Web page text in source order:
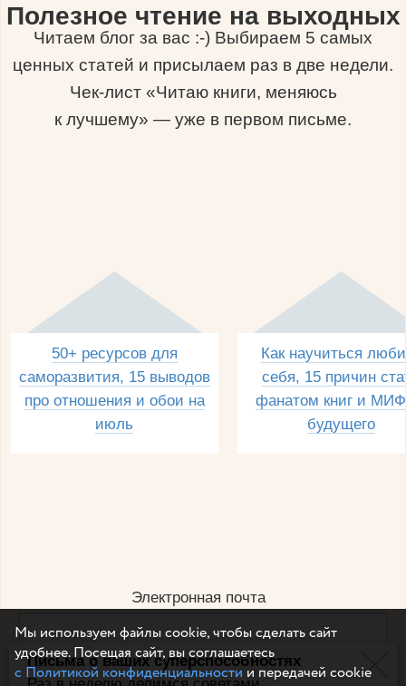
Письма о ваших суперспособностях
Полезное чтение на выходных
Читаем блог за вас :-) Выбираем 5 самых
ценных статей и присылаем раз в две недели.
Чек-лист «Читаю книги, меняюсь
к лучшему» — уже в первом письме.
50+ ресурсов для
саморазвития, 15 выводов
про отношения и обои на
июль
Как научиться
себя, 15 причин
фанатом книг и
будущего
Электронная почта
Например, dulsineya@gmail.com
Без спама и смс
Мы используем файлы cookie, чтобы сделать сайт
удобнее. Посещая сайт, вы соглашаетесь
с Политикой конфиденциальностии передачей cookie